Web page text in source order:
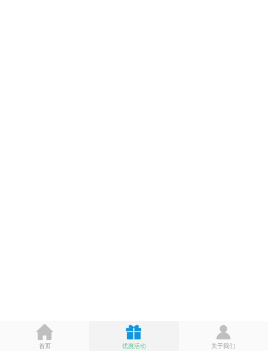
首页 优惠活动 关于我们